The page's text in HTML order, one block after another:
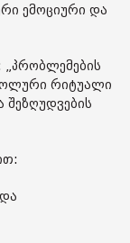
ემოციური და
„პრობლემების
რიტუალი